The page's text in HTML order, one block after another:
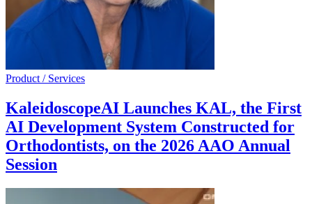
Product / Services
KaleidoscopeAI Launches KAL, the First
AI Development System Constructed for
Orthodontists, on the 2026 AAO Annual
Session